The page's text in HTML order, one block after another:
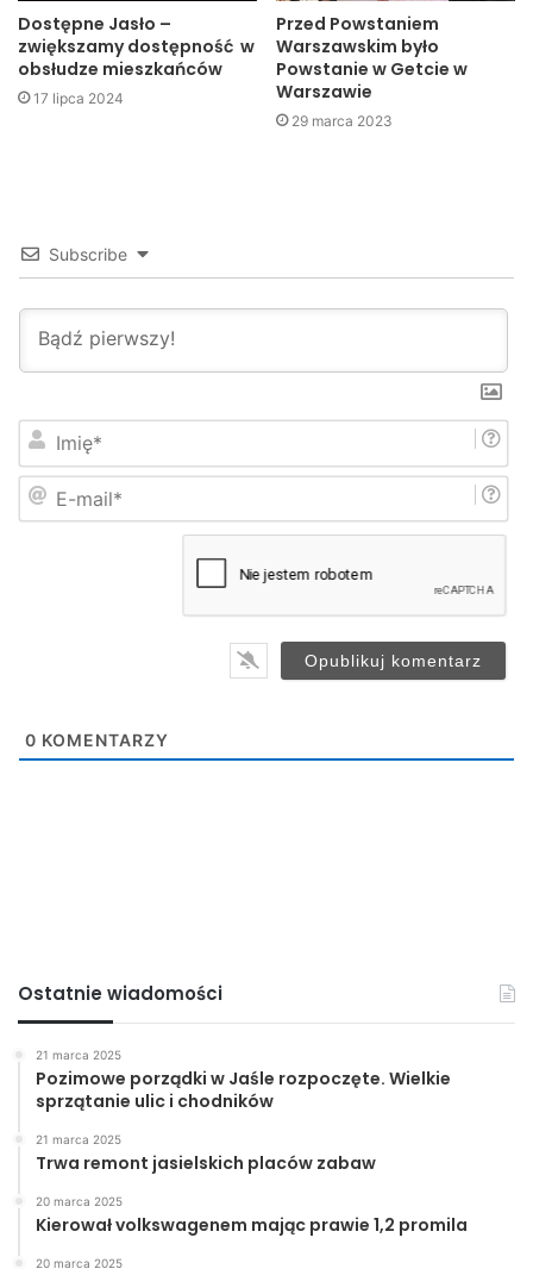
Dostępne Jasło –
zwiększamy dostępność w
obsłudze mieszkańców
17 lipca 2024
Przed Powstaniem
Warszawskim było
Powstanie w Getcie w
Warszawie
29 marca 2023
Subscribe
i
m
0 KOMENTARZY
Ostatnie wiadomości
21 marca 2025
Pozimowe porządki w Jaśle rozpoczęte. Wielkie
sprzątanie ulic i chodników
21 marca 2025
Trwa remont jasielskich placów zabaw
20 marca 2025
Kierował volkswagenem mając prawie 1,2 promila
20 marca 2025